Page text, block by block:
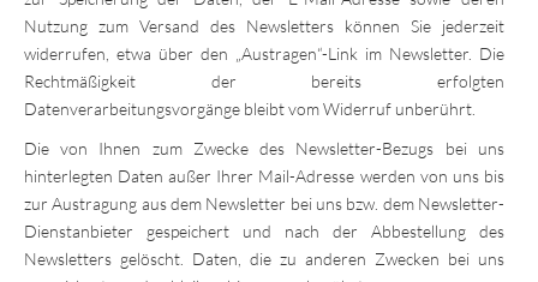
Nutzung zum Versand des Newsletters können Sie jederzeit
widerrufen, etwa über den „Austragen“-Link im Newsletter. Die
Rechtmäßigkeit der bereits erfolgten
Datenverarbeitungsvorgänge bleibt vom Widerruf unberührt.
Die von Ihnen zum Zwecke des Newsletter-Bezugs bei uns
hinterlegten Daten außer Ihrer Mail-Adresse werden von uns bis
zur Austragung aus dem Newsletter bei uns bzw. dem Newsletter-
Dienstanbieter gespeichert und nach der Abbestellung des
Newsletters gelöscht. Daten, die zu anderen Zwecken bei uns